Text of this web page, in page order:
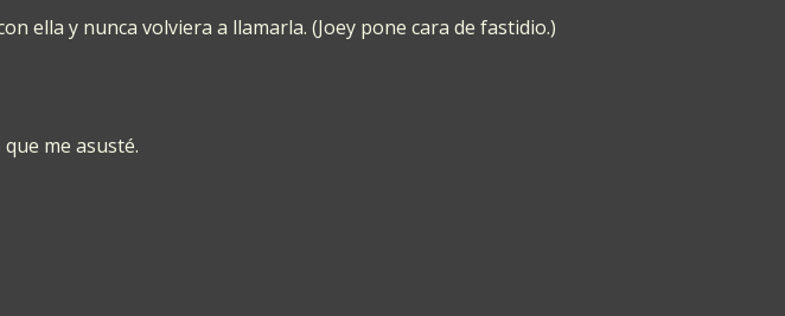
ella y nunca volviera a llamarla. (Joey pone cara de fastidio.)
que me asusté.